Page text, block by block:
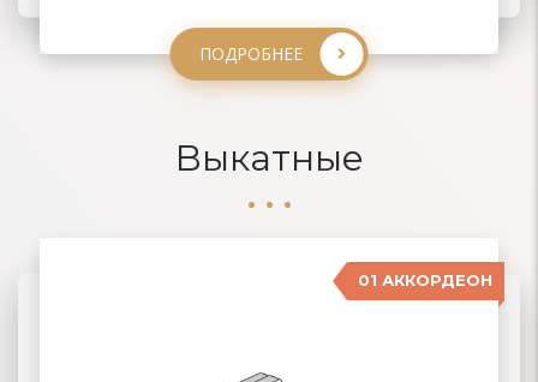
ПОДРОБНЕЕ
Выкатные
01 АККОРДЕОН